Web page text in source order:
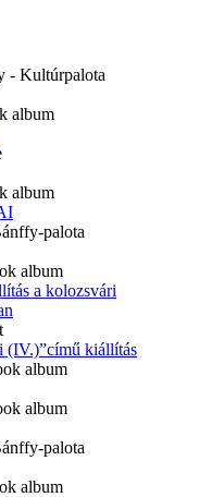
- Kultúrpalota
album
album
palota
album
a kolozsvári
(IV.)”című kiállítás
album
album
palota
album